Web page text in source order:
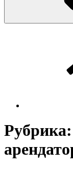
Рубрика: